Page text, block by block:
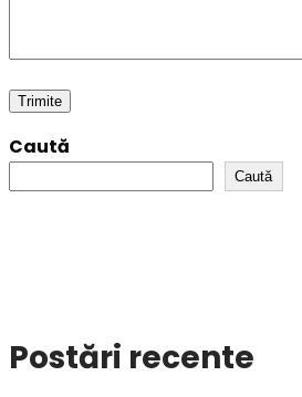
Caută
Caută
Postări recente